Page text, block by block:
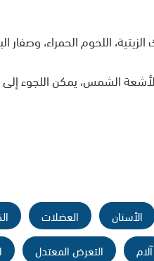
اللحوم الحمراء، وصفار
الشمس، يمكن اللجوء إلى
الأسنان العضلات
آلام
التعرض المعتدل